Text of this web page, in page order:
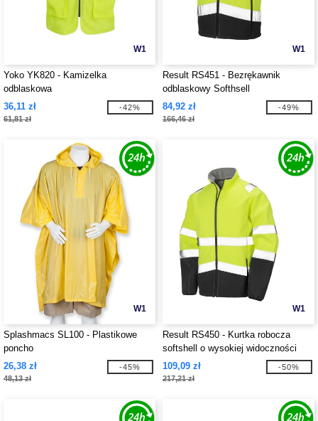
W1
Yoko YK820 - Kamizelka
odblaskowa
36,11 zł
61,81 zł
-42%
W1
Result RS451 - Bezrękawnik
odblaskowy Softhsell
84,92 zł
166,46 zł
-49%
W1
Splashmacs SL100 - Plastikowe
poncho
26,38 zł
48,13 zł
-45%
W1
Result RS450 - Kurtka robocza
softshell o wysokiej widoczności
109,09 zł
217,21 zł
-50%